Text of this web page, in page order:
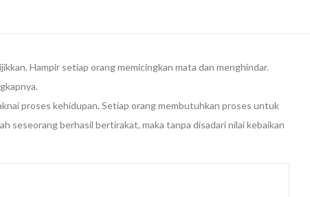
Hampir setiap orang memicingkan mata dan menghindar.
proses kehidupan. Setiap orang membutuhkan proses untuk
seseorang berhasil bertirakat, maka tanpa disadari nilai kebaikan